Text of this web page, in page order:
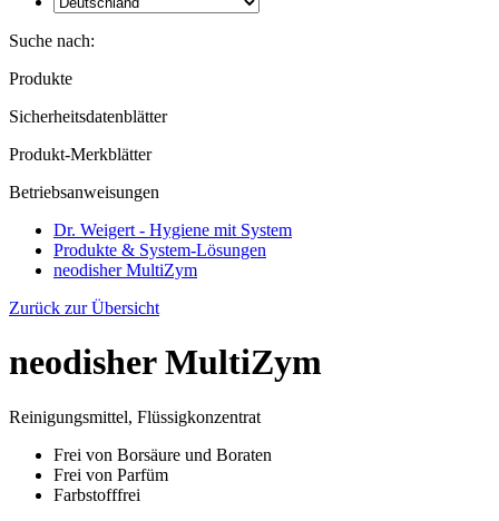
Suche nach:
Produkte
Sicherheitsdatenblätter
Produkt-Merkblätter
Betriebsanweisungen
Dr. Weigert - Hygiene mit System
Produkte & System-Lösungen
neodisher MultiZym
Zurück zur Übersicht
neodisher MultiZym
Reinigungsmittel, Flüssigkonzentrat
Frei von Borsäure und Boraten
Frei von Parfüm
Farbstofffrei